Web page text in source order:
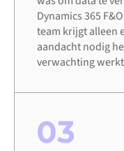
Dynamics 365
team krijgt alleen
aandacht nodig
verwachting
03